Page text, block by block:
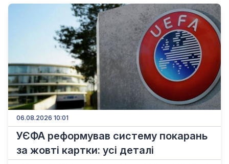
06.08.2026 10:01
УЄФА реформував систему покарань
за жовті картки: усі деталі